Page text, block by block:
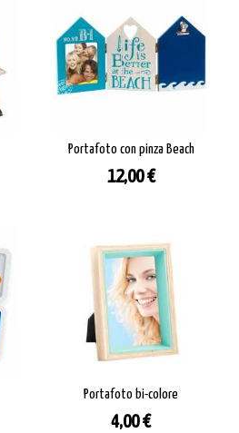
Portafoto con pinza Beach
Prezzo
12,00 €
Portafoto bi-colore
Prezzo
4,00 €